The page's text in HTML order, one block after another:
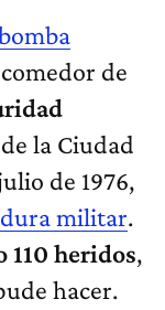
de
la Ciudad
de 1976,
militar.
110 heridos,
hacer.